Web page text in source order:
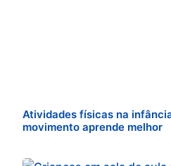
Atividades físicas na
movimento aprende melhor